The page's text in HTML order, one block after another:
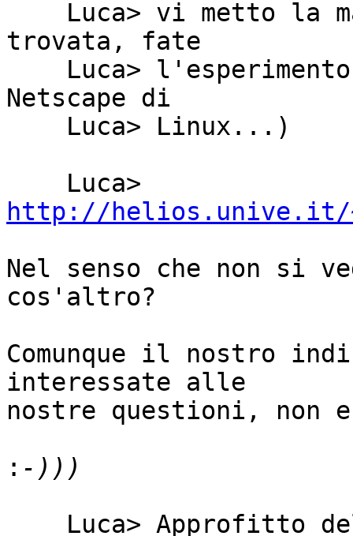
trovata, fate
Netscape di
http://helios.unive.it/
Nel senso che non si
cos'altro?
Comunque il nostro
interessate alle
nostre questioni, non
: